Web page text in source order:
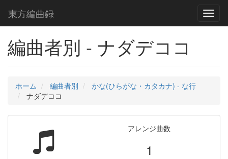
東方編曲録
編曲者別 - ナダデココ
ホーム 編曲者別
かな(ひらがな・カタカナ) - な行
ナダデココ
アレンジ曲数
1